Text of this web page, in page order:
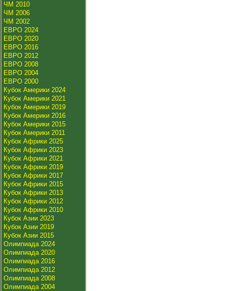
ЧМ 2010
ЧМ 2006
ЧМ 2002
ЕВРО 2024
ЕВРО 2020
ЕВРО 2016
ЕВРО 2012
ЕВРО 2008
ЕВРО 2004
ЕВРО 2000
Кубок Америки 2024
Кубок Америки 2021
Кубок Америки 2019
Кубок Америки 2016
Кубок Америки 2015
Кубок Америки 2011
Кубок Африки 2025
Кубок Африки 2023
Кубок Африки 2021
Кубок Африки 2019
Кубок Африки 2017
Кубок Африки 2015
Кубок Африки 2013
Кубок Африки 2012
Кубок Африки 2010
Кубок Азии 2023
Кубок Азии 2019
Кубок Азии 2015
Олимпиада 2024
Олимпиада 2020
Олимпиада 2016
Олимпиада 2012
Олимпиада 2008
Олимпиада 2004